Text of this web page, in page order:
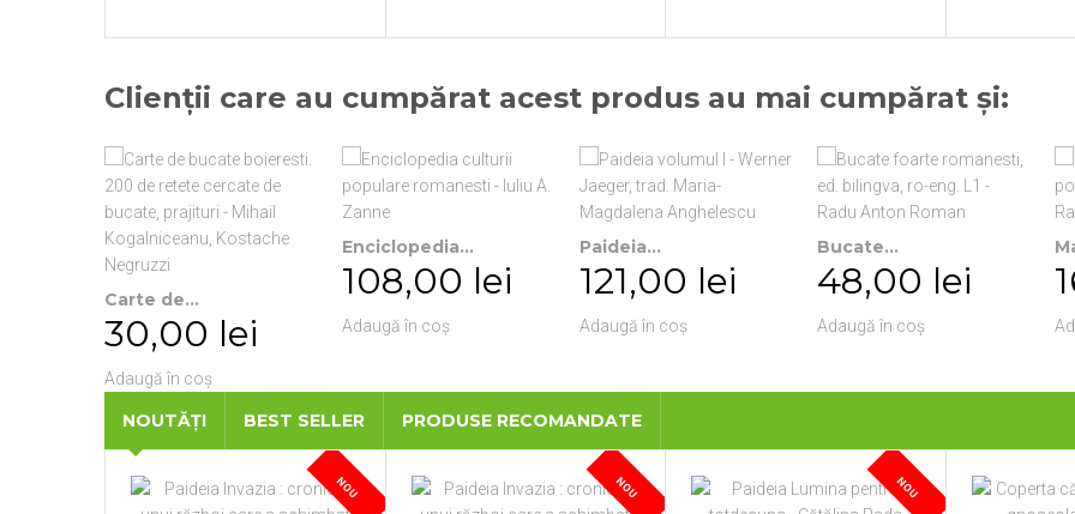
Clienții care au cumpărat acest produs au mai cumpărat și:
Carte de...
30,00 lei
Adaugă în coș
Enciclopedia...
108,00 lei
Adaugă în coș
Paideia...
121,00 lei
Adaugă în coș
Bucate...
48,00 lei
Adaugă în coș
NOUTĂȚI BEST SELLER PRODUSE RECOMANDATE
NOU NOU NOU